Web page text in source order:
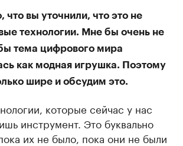
вы уточнили, что это не
технологии. Мне бы очень не
тема цифрового мира
как модная игрушка. Поэтому
шире и обсудим это.
которые сейчас у нас
инструмент. Это буквально
их не было, пока они не были